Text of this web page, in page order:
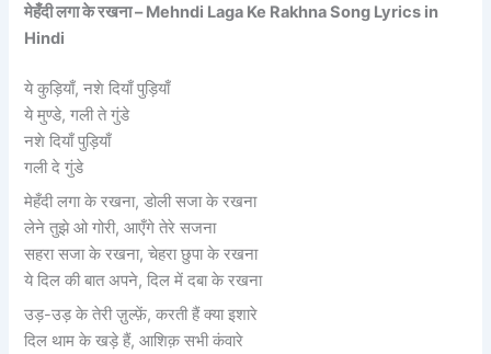
मेहँदी लगा के रखना – Mehndi Laga Ke Rakhna Song Lyrics in
Hindi
ये कुड़ियाँ, नशे दियाँ पुड़ियाँ
ये मुण्डे, गली ते गुंडे
नशे दियाँ पुड़ियाँ
गली दे गुंडे
मेहँदी लगा के रखना, डोली सजा के रखना
लेने तुझे ओ गोरी, आएँगे तेरे सजना
सहरा सजा के रखना, चेहरा छुपा के रखना
ये दिल की बात अपने, दिल में दबा के रखना
उड़-उड़ के तेरी ज़ुल्फ़ें, करती हैं क्या इशारे
दिल थाम के खड़े हैं, आशिक़ सभी कंवारे